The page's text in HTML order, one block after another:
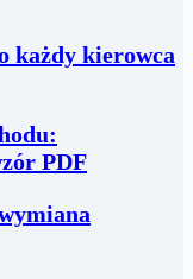
każdy kierowca
PDF